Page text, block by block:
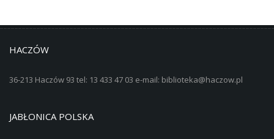
HACZÓW
36-213 Haczów 93 tel: 13 433 47 03 e-mail: biblioteka@haczow.pl
JABŁONICA POLSKA